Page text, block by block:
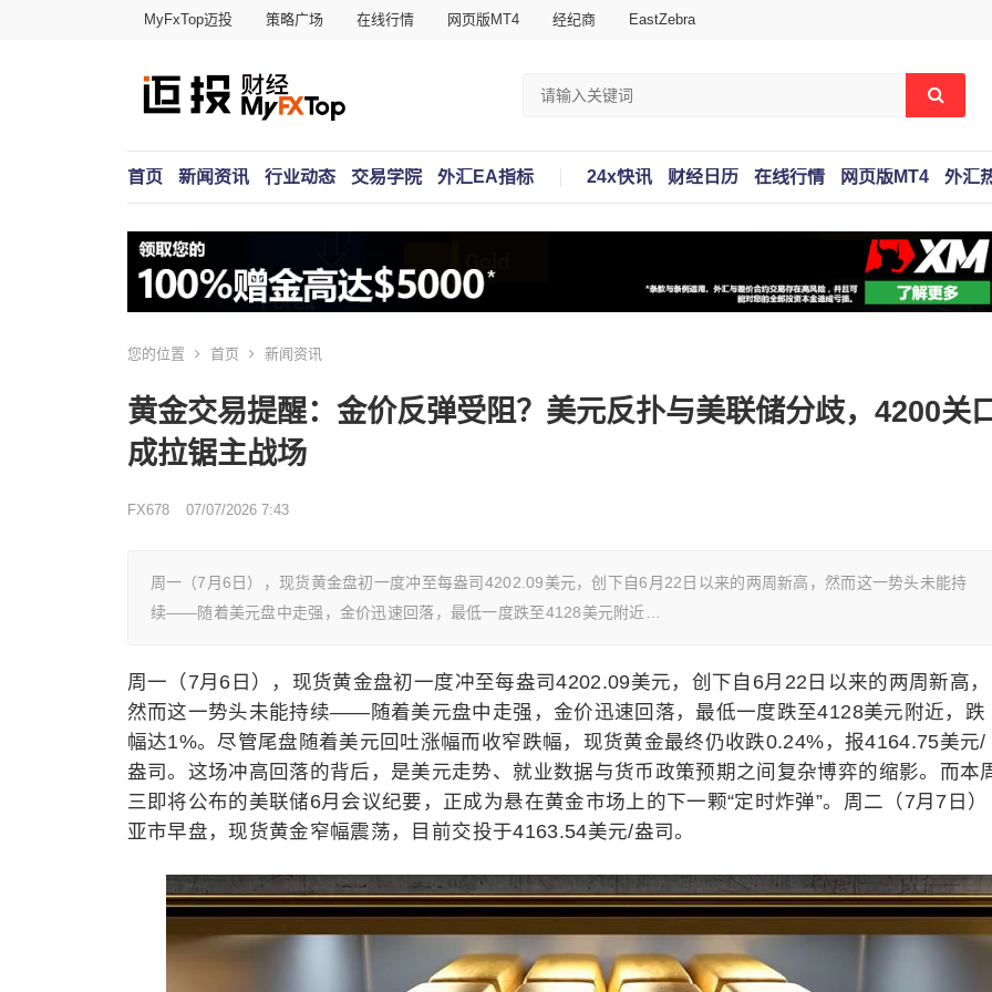
MyFxTop迈投 策略广场 在线行情 网页版MT4 经纪商 EastZebra
首页 新闻资讯 行业动态 交易学院 外汇EA指标 24x快讯 财经日历 在线行情 网页版MT4 外汇
您的位置 首页 新闻资讯
黄金交易提醒：金价反弹受阻？美元反扑与美联储分歧，4200关
成拉锯主战场
FX678 07/07/2026 7:43
周一（7月6日），现货黄金盘初一度冲至每盎司4202.09美元，创下自6月22日以来的两周新高，然而这一势头未能持
续——随着美元盘中走强，金价迅速回落，最低一度跌至4128美元附近…
周一（7月6日）， 现货黄金盘初一度冲至每盎司4202.09美元，创下自6月22日以来的两周新高，
然而这一势头未能持续——随着美元盘中走强，金价迅速回落，最低一度跌至4128美元附近，跌
幅达1%。尽管尾盘随着美元回吐涨幅而收窄跌幅， 现货黄金最终仍收跌0.24%，报4164.75美元/
盎司。这场冲高回落的背后，是美元走势、就业数据与货币政策预期之间复杂博弈的缩影。而本
三即将公布的美联储6月会议纪要，正成为悬在黄金市场上的下一颗“定时炸弹”。周二（7月7日）
亚市早盘，现货黄金窄幅震荡，目前交投于4163.54美元/盎司。